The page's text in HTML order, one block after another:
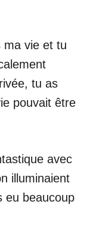
ma vie et tu
tu as
pouvait être
avec
illuminaient
eu beaucoup